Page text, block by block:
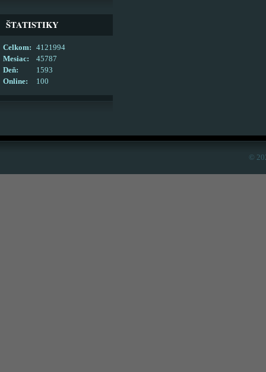
ŠTATISTIKY
Online: 100
Celkom:
4121994
Mesiac:
45787
Deň:
1593
©